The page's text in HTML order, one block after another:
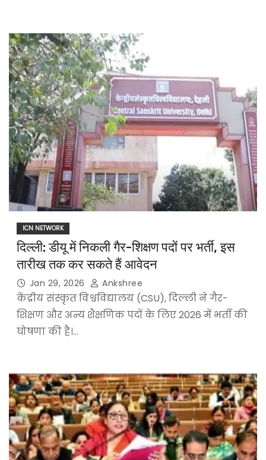
ICN NETWORK
दिल्ली: डीयू में निकली गैर-शिक्षण पदों पर भर्ती, इस
तारीख तक कर सकते हैं आवेदन
Jan 29, 2026 Ankshree
केंद्रीय संस्कृत विश्वविद्यालय (CSU), दिल्ली ने गैर-
शिक्षण और अन्य शैक्षणिक पदों के लिए 2026 में भर्ती की
घोषणा की है।…